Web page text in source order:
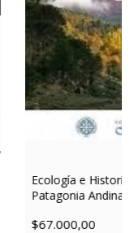
Ecología e
Patagonia Andina
$67.000,00